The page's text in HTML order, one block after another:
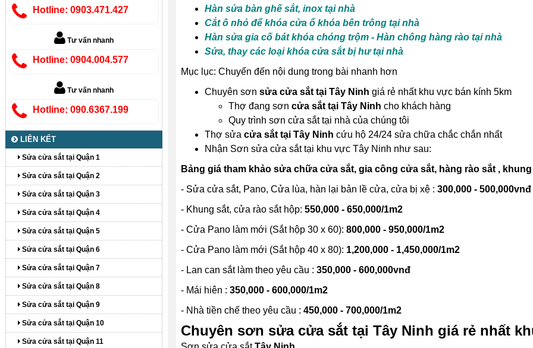
Hàn sửa bàn ghế sắt, inox tại nhà
Cắt ô nhỏ để khóa cửa ổ khóa bên trông tại nhà
Hàn sửa gia cố bát khóa chóng trộm - Hàn chông hàng rào tại nhà
Sửa, thay các loại khóa cửa sắt bị hư tại nhà
Mục lục: Chuyển đến nội dung trong bài nhanh hơn
Chuyên sơn sửa cửa sắt tại Tây Ninh giá rẻ nhất khu vực bán kính 5km
Thợ đang sơn cửa sắt tại Tây Ninh cho khách hàng
Quy trình sơn cửa sắt tại nhà của chúng tôi
Thợ sửa cửa sắt tại Tây Ninh cứu hộ 24/24 sửa chữa chắc chắn nhất
Nhận Sơn sửa cửa sắt tại khu vực Tây Ninh như sau:
Bảng giá tham khảo sửa chữa cửa sắt, gia công cửa sắt, hàng rào sắt , khung
- Sửa cửa sắt, Pano, Cửa lùa, hàn lại bản lề cửa, cửa bị xệ : 300,000 - 500,000vnđ
- Khung sắt, cửa rào sắt hộp: 550,000 - 650,000/1m2
- Cửa Pano làm mới (Sắt hộp 30 x 60): 800,000 - 950,000/1m2
- Cửa Pano làm mới (Sắt hộp 40 x 80): 1,200,000 - 1,450,000/1m2
- Lan can sắt làm theo yêu cầu : 350,000 - 600,000vnđ
- Mái hiên : 350,000 - 600,000/1m2
- Nhà tiền chế theo yêu cầu : 450,000 - 700,000/1m2
Chuyên sơn sửa cửa sắt tại Tây Ninh giá rẻ nhất
Hotline: 0903.471.427
Tư vấn nhanh
Hotline: 0904.004.577
Tư vấn nhanh
Hotline: 090.6367.199
LIÊN KẾT
Sửa cửa sắt tại Quận 1
Sửa cửa sắt tại Quận 2
Sửa cửa sắt tại Quận 3
Sửa cửa sắt tại Quận 4
Sửa cửa sắt tại Quận 5
Sửa cửa sắt tại Quận 6
Sửa cửa sắt tại Quận 7
Sửa cửa sắt tại Quận 8
Sửa cửa sắt tại Quận 9
Sửa cửa sắt tại Quận 10
Sửa cửa sắt tại Quận 11